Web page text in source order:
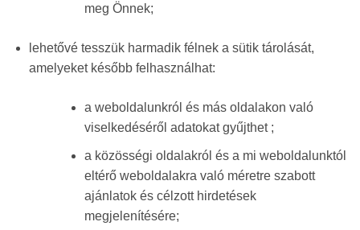
meg Önnek;
lehetővé tesszük harmadik félnek a sütik tárolását,
amelyeket később felhasználhat:
a weboldalunkról és más oldalakon való
viselkedéséről adatokat gyűjthet ;
a közösségi oldalakról és a mi weboldalunktól
eltérő weboldalakra való méretre szabott
ajánlatok és célzott hirdetések
megjelenítésére;